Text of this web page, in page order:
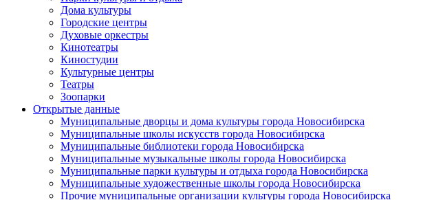
Дома культуры
Городские центры
Духовые оркестры
Кинотеатры
Киностудии
Культурные центры
Театры
Зоопарки
Открытые данные
Муниципальные дворцы и дома культуры города Новосибирска
Муниципальные школы искусств города Новосибирска
Муниципальные библиотеки города Новосибирска
Муниципальные музыкальные школы города Новосибирска
Муниципальные парки культуры и отдыха города Новосибирска
Муниципальные художественные школы города Новосибирска
Прочие муниципальные организации культуры города Новосибирска